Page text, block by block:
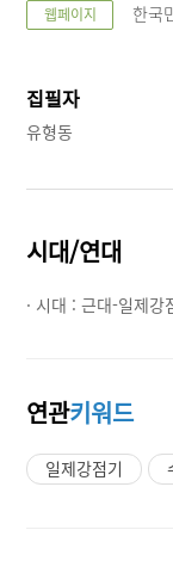
웹페이지 한국
집필자
유형동
시대/연대
· 시대 :근대-일제
연관키워드
일제강점기